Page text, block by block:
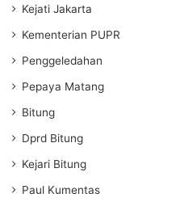
Kejati Jakarta
Kementerian PUPR
Penggeledahan
Pepaya Matang
Bitung
Dprd Bitung
Kejari Bitung
Paul Kumentas